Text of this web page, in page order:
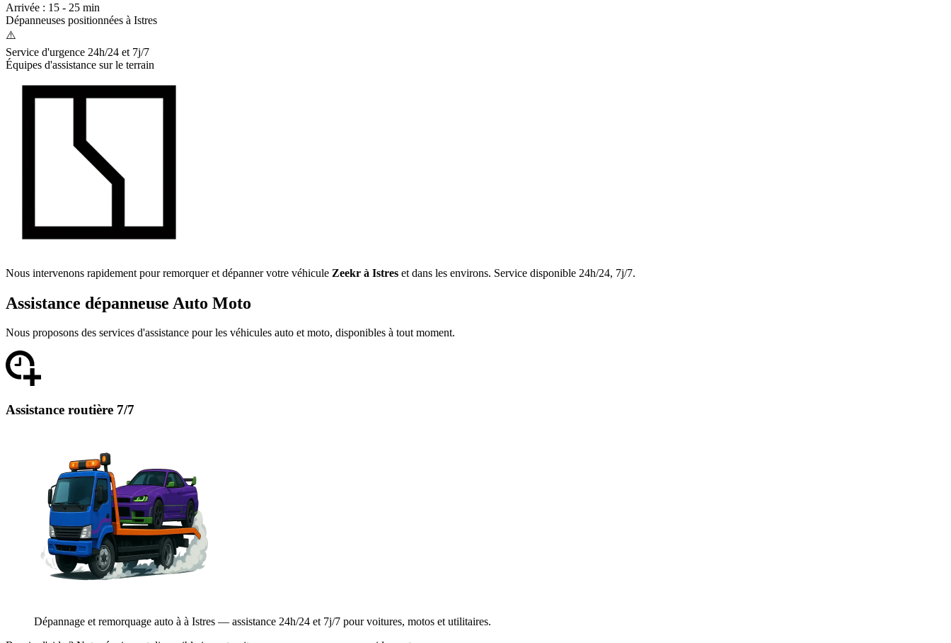
Arrivée : 15 - 25 min
Dépanneuses positionnées à Istres
⚠️
Service d'urgence 24h/24 et 7j/7
Équipes d'assistance sur le terrain
Nous intervenons rapidement pour remorquer et dépanner votre véhicule Zeekr à Istres et dans les environs. Service disponible 24h/24, 7j/7.
Assistance dépanneuse Auto Moto
Nous proposons des services d'assistance pour les véhicules auto et moto, disponibles à tout moment.
Assistance routière 7/7
Dépannage et remorquage auto à à Istres — assistance 24h/24 et 7j/7 pour voitures, motos et utilitaires.